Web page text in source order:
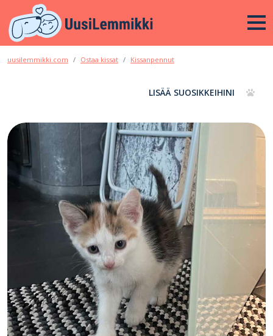
uusilemmikki.com Ostaa kissat Kissanpennut
LISÄÄ SUOSIKKEIHINI